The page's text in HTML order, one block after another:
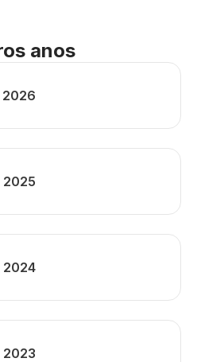
anos
2026
2025
2024
2023